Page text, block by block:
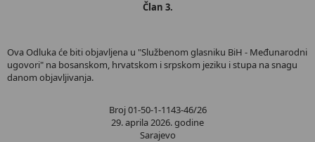
Član 3.
Ova Odluka će biti objavljena u "Službenom glasniku BiH - Međunarodni
ugovori" na bosanskom, hrvatskom i srpskom jeziku i stupa na snagu
danom objavljivanja.
Broj 01-50-1-1143-46/26
29. aprila 2026. godine
Sarajevo